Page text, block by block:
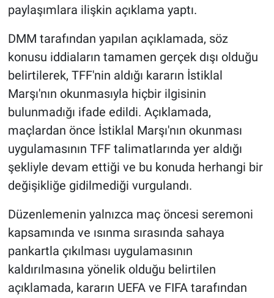
paylaşımlara ilişkin açıklama yaptı.
DMM tarafından yapılan açıklamada, söz
konusu iddiaların tamamen gerçek dışı olduğu
belirtilerek, TFF'nin aldığı kararın İstiklal
Marşı'nın okunmasıyla hiçbir ilgisinin
bulunmadığı ifade edildi. Açıklamada,
maçlardan önce İstiklal Marşı'nın okunması
uygulamasının TFF talimatlarında yer aldığı
şekliyle devam ettiği ve bu konuda herhangi bir
değişikliğe gidilmediği vurgulandı.
Düzenlemenin yalnızca maç öncesi seremoni
kapsamında ve ısınma sırasında sahaya
pankartla çıkılması uygulamasının
kaldırılmasına yönelik olduğu belirtilen
açıklamada, kararın UEFA ve FIFA tarafından
Güvenlik
Bölge